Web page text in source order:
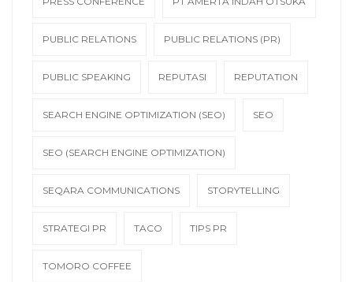
PUBLIC RELATIONS PUBLIC RELATIONS (PR)
PUBLIC SPEAKING REPUTASI REPUTATION
SEARCH ENGINE OPTIMIZATION (SEO) SEO
SEO (SEARCH ENGINE OPTIMIZATION)
SEQARA COMMUNICATIONS STORYTELLING
STRATEGI PR TACO TIPS PR
TOMORO COFFEE